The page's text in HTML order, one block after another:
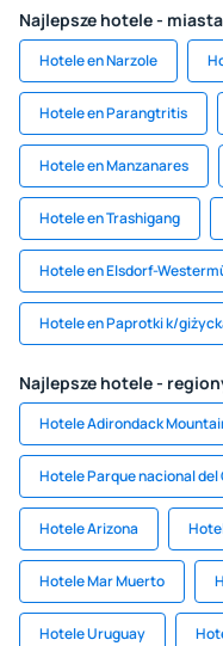
Najlepsze hotele - miasta
Hotele en Narzole
Hotele en Parangtritis
Hotele en Manzanares
Hotele en Trashigang
Hotele en Elsdorf-
Hotele en Paprotki k/
Najlepsze hotele -
Hotele Adirondack
Hotele Parque nacional del
Hotele Arizona
Hotele Mar Muerto
Hotele Uruguay